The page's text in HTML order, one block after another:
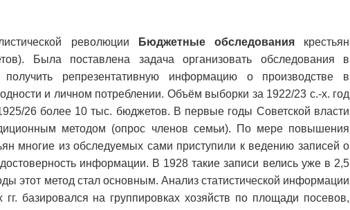
революции Бюджетные обследованиякрестьян
Была поставлена задача организовать обследования в
репрезентативную информацию о производстве в
и личном потреблении. Объём выборки за 1922/23 с.-х. год
26 более 10 тыс. бюджетов. В первые годы Советской власти
методом (опрос членов семьи). По мере повышения
многие из обследуемых сами приступили к ведению записей о
информации. В 1928 такие записи велись уже в 2,5
этот метод стал основным. Анализ статистической информации
базировался на группировках хозяйств по площади посевов,